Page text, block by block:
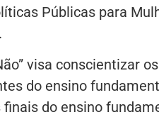
Públicas para
visa conscientizar
do ensino
do ensino